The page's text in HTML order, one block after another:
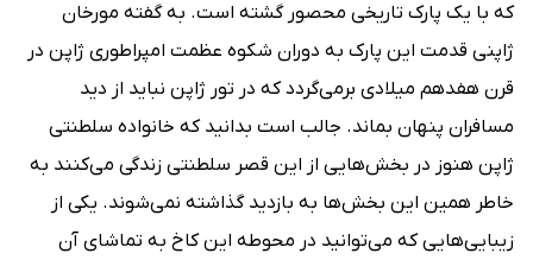
که با یک پارک تاریخی محصور گشته است. به گفته مورخان
ژاپنی قدمت این پارک به دوران شکوه عظمت امپراطوری ژاپن در
قرن هفدهم میلادی برمی‌گردد که در تور ژاپن نباید از دید
مسافران پنهان بماند. جالب است بدانید که خانواده سلطنتی
ژاپن هنوز در بخش‌هایی از این قصر سلطنتی زندگی می‌کنند به
خاطر همین این بخش‌ها به بازدید گذاشته نمی‌شوند. یکی از
زیبایی‌هایی که می‌توانید در محوطه این کاخ به تماشای آن